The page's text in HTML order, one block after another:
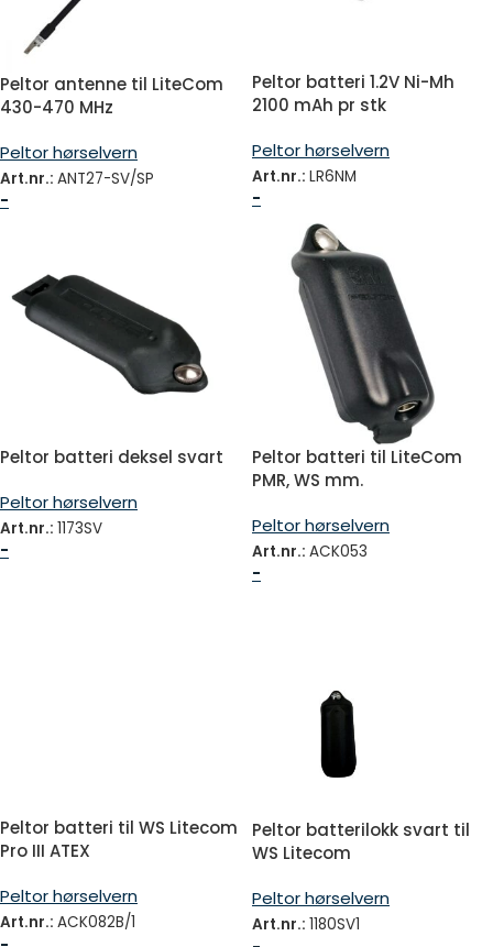
Peltor antenne til LiteCom
430-470 MHz
Peltor hørselvern
Art.nr.: ANT27-SV/SP
-
Peltor batteri 1.2V Ni-Mh
2100 mAh pr stk
Peltor hørselvern
Art.nr.: LR6NM
-
Peltor batteri deksel svart
Peltor hørselvern
Art.nr.: 1173SV
-
Peltor batteri til LiteCom
PMR, WS mm.
Peltor hørselvern
Art.nr.: ACK053
-
Peltor batteri til WS Litecom
Pro III ATEX
Peltor hørselvern
Art.nr.: ACK082B/1
Peltor batterilokk svart til
WS Litecom
Peltor hørselvern
Art.nr.: 1180SV1